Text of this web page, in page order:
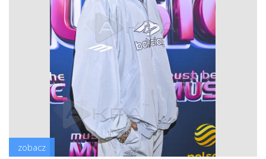
zobacz